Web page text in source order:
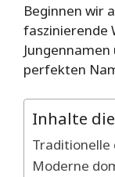
Beginnen wir
faszinierende
perfekten
Inhalte
Traditionelle
Moderne